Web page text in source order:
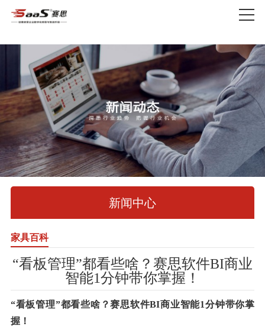
新闻中心
家具百科
“看板管理”都看些啥？赛思软件BI商业
智能1分钟带你掌握！
“看板管理”都看些啥？赛思软件BI商业智能1分钟带你掌
握！